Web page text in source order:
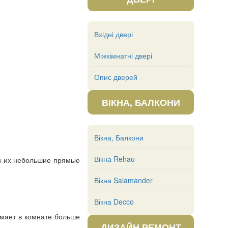
небольшие прямые
в комнате больше
Вхідні двері
Міжкімнатні двері
Опис дверей
ВІКНА, БАЛКОНИ
Вікна, Балкони
Вікна Rehau
Вікна Salamander
Вікна Decco